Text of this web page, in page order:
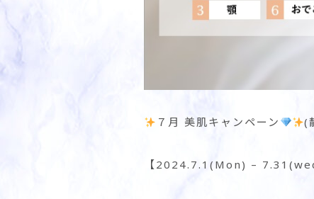
７月 美肌キャンペーン (
【2024.7.1(Mon) –